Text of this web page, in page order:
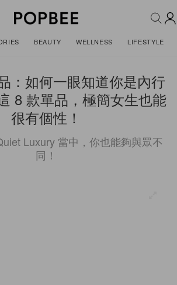
BEAUTY WELLNESS LIFESTYLE
：如何一眼知道你是內行
8 款單品，極簡女生也能
很有個性！
Luxury 當中，你也能夠與眾不
同！